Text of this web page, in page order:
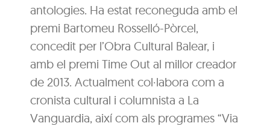
antologies. Ha estat reconeguda amb el
premi Bartomeu Rosselló-Pòrcel,
concedit per l’Obra Cultural Balear, i
amb el premi Time Out al millor creador
de 2013. Actualment col·labora com a
cronista cultural i columnista a La
Vanguardia, així com als programes “Via